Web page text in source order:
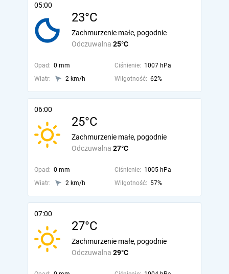
05:00
23°C
Odczuwalna 25°C
Zachmurzenie małe, pogodnie
Opad: 0 mm Ciśnienie: 1007 hPa
Wiatr:
2 km/h Wilgotność: 62%
06:00
25°C
Odczuwalna 27°C
Zachmurzenie małe, pogodnie
Opad: 0 mm Ciśnienie: 1005 hPa
Wiatr:
2 km/h Wilgotność: 57%
07:00
27°C
Odczuwalna 29°C
Zachmurzenie małe, pogodnie